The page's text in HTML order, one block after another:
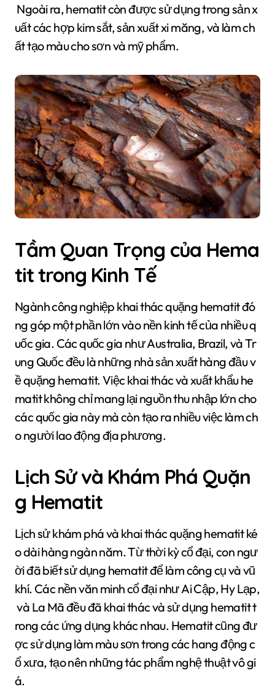
Ngoài ra, hematit còn được sử dụng trong sản x
uất các hợp kim sắt, sản xuất xi măng, và làm ch
ất tạo màu cho sơn và mỹ phẩm.
Tầm Quan Trọng của Hema
tit trong Kinh Tế
Ngành công nghiệp khai thác quặng hematit đó
ng góp một phần lớn vào nền kinh tế của nhiều q
uốc gia. Các quốc gia như Australia, Brazil, và Tr
ung Quốc đều là những nhà sản xuất hàng đầu v
ề quặng hematit. Việc khai thác và xuất khẩu he
matit không chỉ mang lại nguồn thu nhập lớn cho
các quốc gia này mà còn tạo ra nhiều việc làm ch
o người lao động địa phương.
Lịch Sử và Khám Phá Quặn
g Hematit
Lịch sử khám phá và khai thác quặng hematit ké
o dài hàng ngàn năm. Từ thời kỳ cổ đại, con ngư
ời đã biết sử dụng hematit để làm công cụ và vũ
khí. Các nền văn minh cổ đại như Ai Cập, Hy Lạp,
và La Mã đều đã khai thác và sử dụng hematit t
rong các ứng dụng khác nhau. Hematit cũng đư
ợc sử dụng làm màu sơn trong các hang động c
ổ xưa, tạo nên những tác phẩm nghệ thuật vô gi
á.